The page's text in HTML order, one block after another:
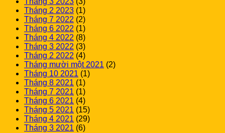
Tháng 2 2023 (1)
Tháng 7 2022 (2)
Tháng 6 2022 (1)
Tháng 4 2022 (8)
Tháng 3 2022 (3)
Tháng 2 2022 (4)
Tháng mười một 2021 (2)
Tháng 10 2021 (1)
Tháng 8 2021 (1)
Tháng 7 2021 (1)
Tháng 6 2021 (4)
Tháng 5 2021 (15)
Tháng 4 2021 (29)
Tháng 3 2021 (6)